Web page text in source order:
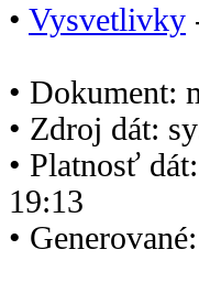
• Vysvetlivky
• Dokument:
• Zdroj dát:
• Platnosť
19:13
•